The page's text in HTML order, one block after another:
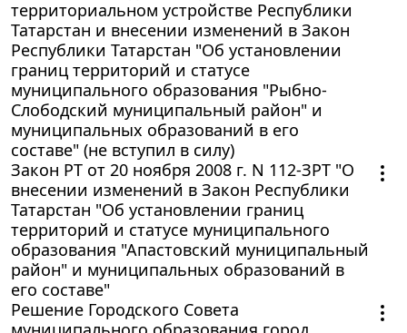
территориальном устройстве Республики
Татарстан и внесении изменений в Закон
Республики Татарстан "Об установлении
границ территорий и статусе
муниципального образования "Рыбно-
Слободский муниципальный район" и
муниципальных образований в его
составе" (не вступил в силу)
Закон РТ от 20 ноября 2008 г. N 112-ЗРТ "О
внесении изменений в Закон Республики
Татарстан "Об установлении границ
территорий и статусе муниципального
образования "Апастовский муниципальный
район" и муниципальных образований в
его составе"
Решение Городского Совета